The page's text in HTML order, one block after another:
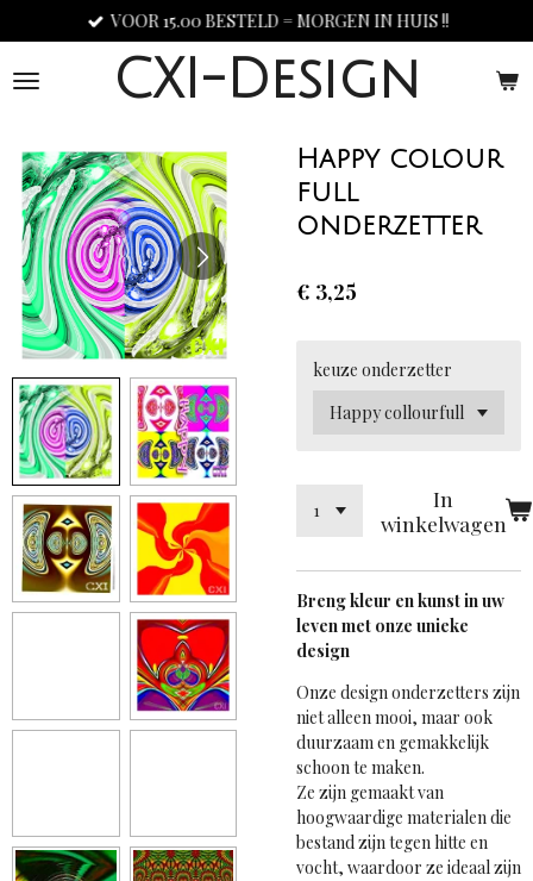
direct
naar
CXI-Design
VOOR 15.00 BESTELD = MORGEN IN HUIS !!
Happy colour
full
onderzetter
€ 3,25
keuze onderzetter
In
winkelwagen
Breng kleur en kunst in uw
leven met onze unieke
design
Onze design onderzetters zijn
niet alleen mooi, maar ook
duurzaam en gemakkelijk
schoon te maken.
Ze zijn gemaakt van
hoogwaardige materialen die
bestand zijn tegen hitte en
vocht, waardoor ze ideaal zijn